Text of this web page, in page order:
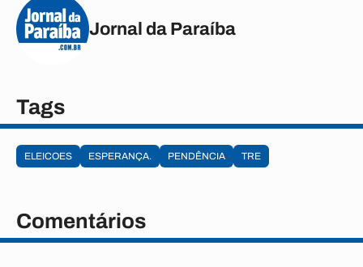
Jornal da Paraíba
Tags
ELEICOES ESPERANÇA. PENDÊNCIA TRE
Comentários